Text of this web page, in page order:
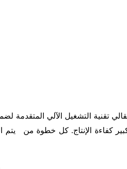
تقنية التشغيل الآلي المتقدمة
كفاءة الإنتاج. كل خطوة من
يتم